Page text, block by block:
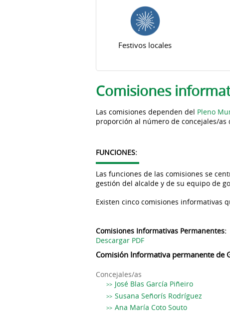
Festivos locales
Solapas principales
Comisiones
Las comisiones dependen del Pleno
proporción al número de concejales/
FUNCIONES:
Las funciones de las comisiones se
gestión del alcalde y de su equipo de
Existen cinco comisiones informativas
Comisiones Informativas Permanentes:
Descargar PDF
Comisión Informativa permanente de
Concejales/as
José Blas García Piñeiro
Susana Señorís Rodríguez
Ana María Coto Souto